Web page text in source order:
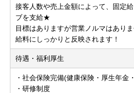
接客人数や売上金額によって、固定
ブを支給★
目標はありますが営業ノルマはあり
給料にしっかりと反映されます！
待遇・福利厚生
・社会保険完備(健康保険・厚生年金
・研修制度